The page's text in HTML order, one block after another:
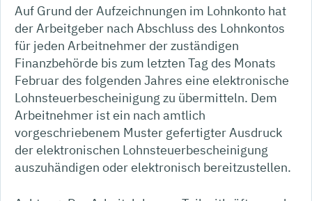
Auf Grund der Aufzeichnungen im Lohnkonto hat
der Arbeitgeber nach Abschluss des Lohnkontos
für jeden Arbeitnehmer der zuständigen
Finanzbehörde bis zum letzten Tag des Monats
Februar des folgenden Jahres eine elektronische
Lohnsteuerbescheinigung zu übermitteln. Dem
Arbeitnehmer ist ein nach amtlich
vorgeschriebenem Muster gefertigter Ausdruck
der elektronischen Lohnsteuerbescheinigung
auszuhändigen oder elektronisch bereitzustellen.